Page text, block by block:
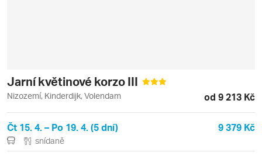
Jarní květinové korzo III
Nizozemí, Kinderdijk, Volendam od 9 213 Kč
Čt 15. 4. – Po 19. 4. (5 dní) 9 379 Kč
snídaně